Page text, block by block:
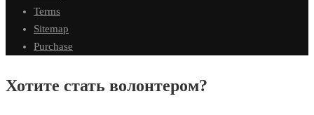
Terms
Sitemap
Purchase
Хотите стать волонтером?